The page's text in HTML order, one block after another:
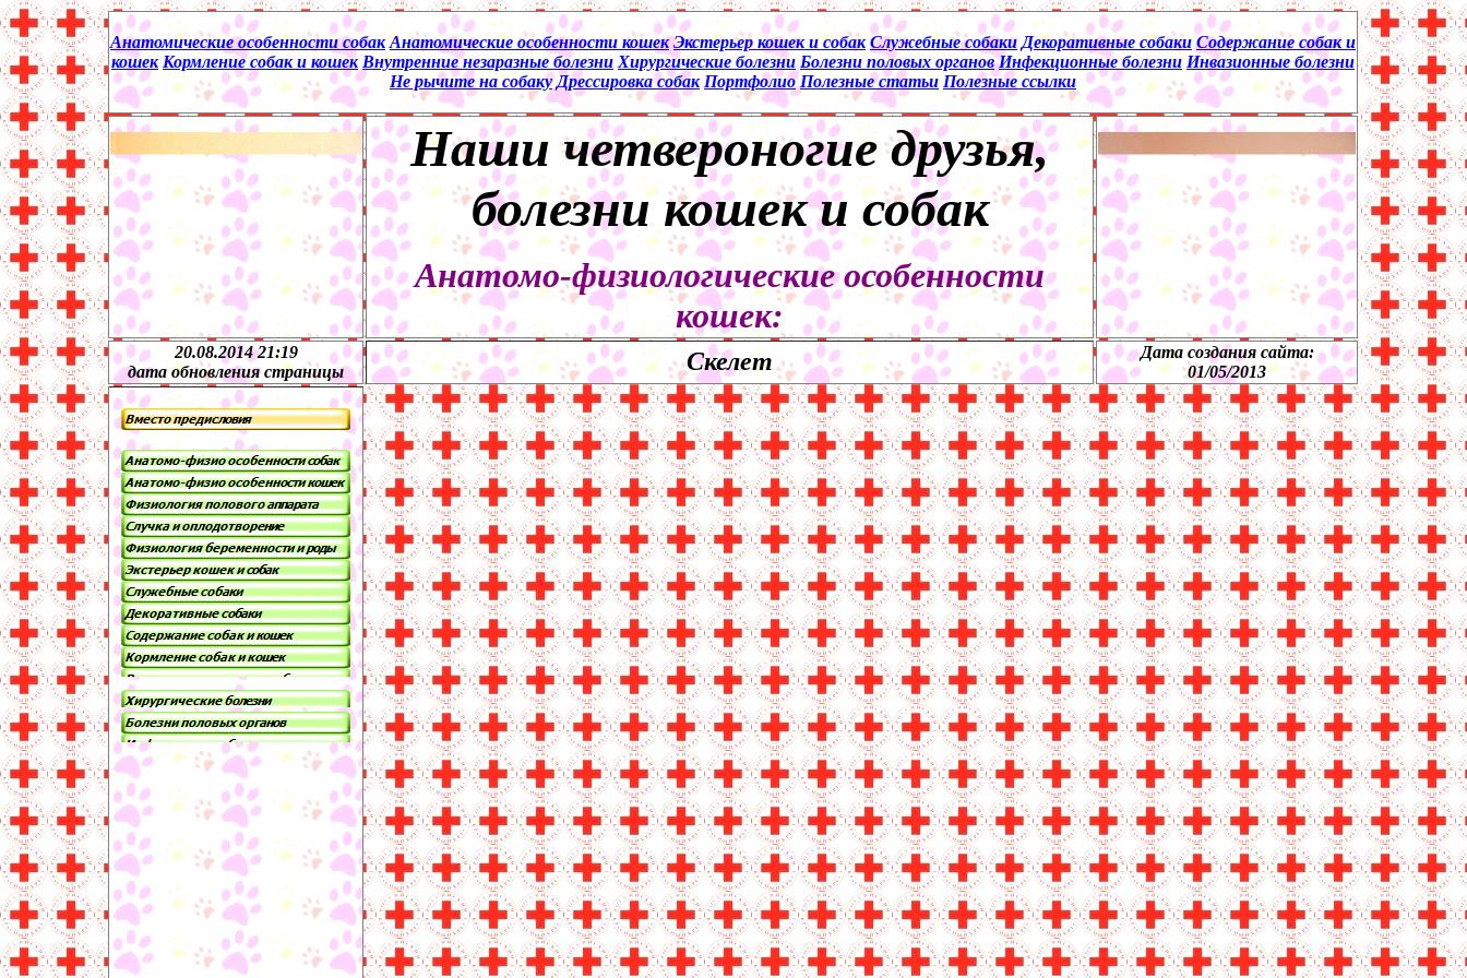
Анатомические особенности собак Анатомические особенности кошек Экстерьер кошек и собак Служебные собаки Декоративные собаки Содержание собак и
кошек Кормление собак и кошек Внутренние незаразные болезни Хирургические болезни Болезни половых органов Инфекционные болезни Инвазионные болезни
Не рычите на собаку Дрессировка собак Портфолио Полезные статьи Полезные ссылки
Наши четвероногие друзья,
болезни кошек и собак
Анатомо-физиологические особенности
кошек:
20.08.2014 21:19
дата обновления страницы
Скелет
Дата создания сайта:
01/05/2013